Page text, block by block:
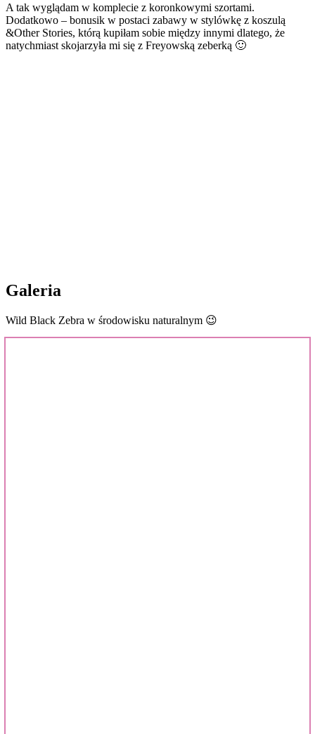
A tak wyglądam w komplecie z koronkowymi szortami.
Dodatkowo – bonusik w postaci zabawy w stylówkę z koszulą
&Other Stories, którą kupiłam sobie między innymi dlatego, że
natychmiast skojarzyła mi się z Freyowską zeberką 🙂
Galeria
Wild Black Zebra w środowisku naturalnym 😉